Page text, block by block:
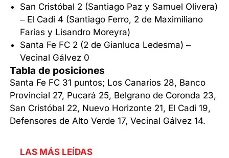
San Cristóbal 2 (Santiago Paz y Samuel Olivera)
– El Cadi 4 (Santiago Ferro, 2 de Maximiliano
Farías y Lisandro Moreyra)
Santa Fe FC 2 (2 de Gianluca Ledesma) –
Vecinal Gálvez 0
Tabla de posiciones
Santa Fe FC 31 puntos; Los Canarios 28, Banco
Provincial 27, Pucará 25, Belgrano de Coronda 23,
San Cristóbal 22, Nuevo Horizonte 21, El Cadi 19,
Defensores de Alto Verde 17, Vecinal Gálvez 14.
LAS MÁS LEÍDAS